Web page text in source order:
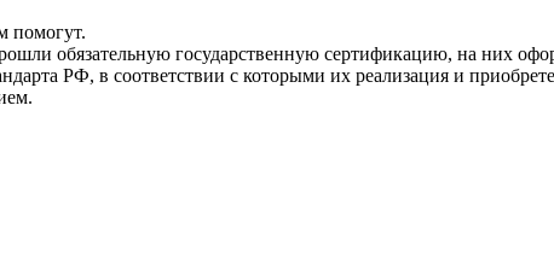
помогут.
обязательную государственную сертификацию, на
РФ, в соответствии с которыми их реализация и